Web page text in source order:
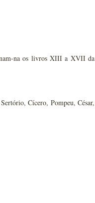
na os livros XIII a XVII da
Cícero, Pompeu, César,